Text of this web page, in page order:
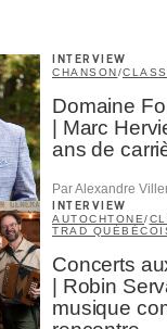
INTERVIEW
CHANSON/
Domaine
| Marc
ans de
Par Alexandre
INTERVIEW
AUTOCHTONE/
TRAD
Concerts
| Robin
musique